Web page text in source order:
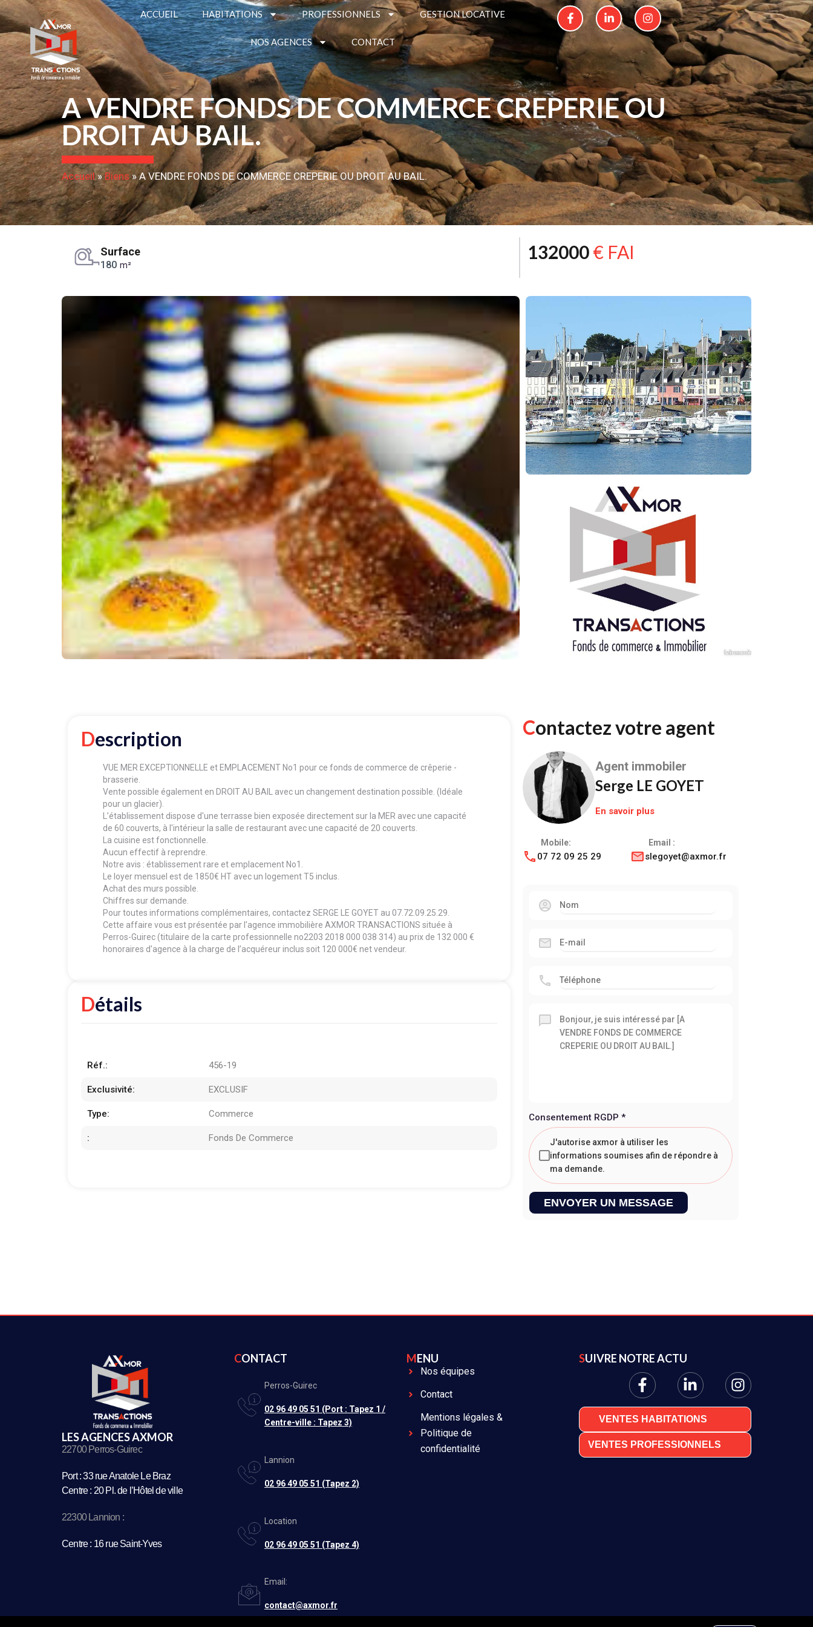
ACCUEIL HABITATIONS PROFESSIONNELS GESTION LOCATIVE
NOS AGENCES CONTACT
A VENDRE FONDS DE COMMERCE CREPERIE OU
DROIT AU BAIL.
Accueil»Biens»A VENDRE FONDS DE COMMERCE CREPERIE OU DROIT AU BAIL.
Surface
180 m²
132000€ FAI
Description
VUE MER EXCEPTIONNELLE et EMPLACEMENT No1 pour ce fonds de commerce de crêperie -
brasserie.
Vente possible également en DROIT AU BAIL avec un changement destination possible. (Idéale
pour un glacier).
L’établissement dispose d'une terrasse bien exposée directement sur la MER avec une capacité
de 60 couverts, à l'intérieur la salle de restaurant avec une capacité de 20 couverts.
La cuisine est fonctionnelle.
Aucun effectif à reprendre.
Notre avis : établissement rare et emplacement No1.
Le loyer mensuel est de 1850€ HT avec un logement T5 inclus.
Achat des murs possible.
Chiffres sur demande.
Pour toutes informations complémentaires, contactez SERGE LE GOYET au 07.72.09.25.29.
Cette affaire vous est présentée par l'agence immobilière AXMOR TRANSACTIONS située à
Perros-Guirec (titulaire de la carte professionnelle no2203 2018 000 038 314) au prix de 132 000 €
honoraires d'agence à la charge de l’acquéreur inclus soit 120 000€ net vendeur.
Détails
Réf.: 456-19
Exclusivité: EXCLUSIF
Type: Commerce
: Fonds De Commerce
Contactez votre agent
Agent immobiler
Serge LE GOYET
En savoir plus
Mobile:
07 72 09 25 29
Email :
slegoyet@axmor.fr
Consentement RGDP*
J'autorise axmor à utiliser les
informations soumises afin de répondre à
ma demande.
ENVOYER UN MESSAGE
LES AGENCES AXMOR
22700 Perros-Guirec
Port : 33 rue Anatole Le Braz
Centre : 20 Pl. de l’Hôtel de ville
22300 Lannion :
Centre : 16 rue Saint-Yves
CONTACT
Perros-Guirec
02 96 49 05 51 (Port : Tapez 1 /
Centre-ville : Tapez 3)
Lannion
02 96 49 05 51 (Tapez 2)
Location
02 96 49 05 51 (Tapez 4)
Email:
contact@axmor.fr
MENU
Nos équipes
Contact
Mentions légales &
Politique de
confidentialité
SUIVRE NOTRE ACTU
VENTES HABITATIONS
VENTES PROFESSIONNELS